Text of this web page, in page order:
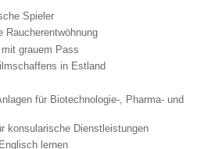
Spieler
Raucherentwöhnung
grauem Pass
in Estland
für Biotechnologie-, Pharma- und
konsularische Dienstleistungen
lernen